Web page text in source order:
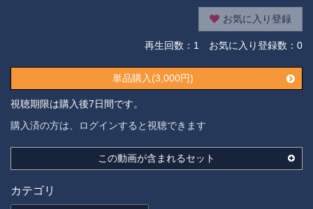
お気に入り登録
再生回数： 1 お気に入り登録数：0
単品購入(3,000円)
視聴期限は購入後7日間です。
購入済の方は、ログインすると視聴できます
この動画が含まれるセット
カテゴリ